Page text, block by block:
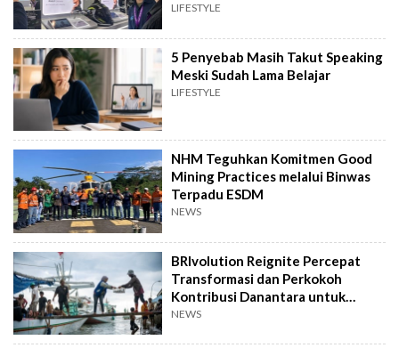
LIFESTYLE
5 Penyebab Masih Takut Speaking
Meski Sudah Lama Belajar
LIFESTYLE
NHM Teguhkan Komitmen Good
Mining Practices melalui Binwas
Terpadu ESDM
NEWS
BRIvolution Reignite Percepat
Transformasi dan Perkokoh
Kontribusi Danantara untuk
Ekonomi Nasional
NEWS